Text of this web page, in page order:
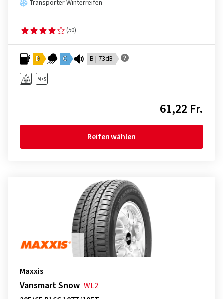
Transporter Winterreifen
(50)
D C B | 73dB
61,22 Fr.
Reifen wählen
Maxxis
Vansmart Snow WL2